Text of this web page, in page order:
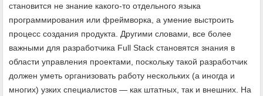
становится не знание какого-то отдельного языка
программирования или фреймворка, а умение выстроить
процесс создания продукта. Другими словами, все более
важными для разработчика Full Stack становятся знания в
области управления проектами, поскольку такой разработчик
должен уметь организовать работу нескольких (а иногда и
многих) узких специалистов — как штатных, так и внешних. На